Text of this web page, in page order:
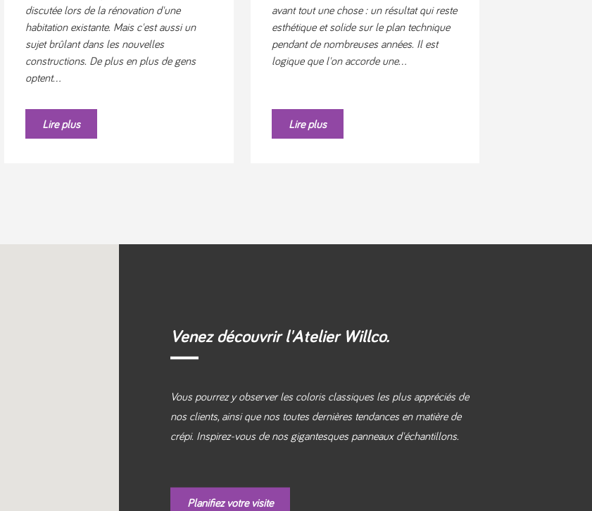
discutée lors de la rénovation d'une
habitation existante. Mais c'est aussi un
sujet brûlant dans les nouvelles
constructions. De plus en plus de gens
optent...
Lire plus
avant tout une chose : un résultat qui reste
esthétique et solide sur le plan technique
pendant de nombreuses années. Il est
logique que l'on accorde une...
Lire plus
Venez découvrir l'Atelier Willco.
Vous pourrez y observer les coloris classiques les plus appréciés de
nos clients, ainsi que nos toutes dernières tendances en matière de
crépi. Inspirez-vous de nos gigantesques panneaux d'échantillons.
Planifiez votre visite